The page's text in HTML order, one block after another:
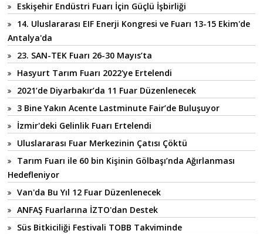
Eskişehir Endüstri Fuarı İçin Güçlü İşbirliği
14. Uluslararası EIF Enerji Kongresi ve Fuarı 13-15 Ekim'de
Antalya'da
23. SAN-TEK Fuarı 26-30 Mayıs’ta
Hasyurt Tarım Fuarı 2022'ye Ertelendi
2021’de Diyarbakır’da 11 Fuar Düzenlenecek
3 Bine Yakın Acente Lastminute Fair’de Buluşuyor
İzmir'deki Gelinlik Fuarı Ertelendi
Uluslararası Fuar Merkezinin Çatısı Çöktü
Tarım Fuarı ile 60 bin Kişinin Gölbaşı’nda Ağırlanması
Hedefleniyor
Van'da Bu Yıl 12 Fuar Düzenlenecek
ANFAŞ Fuarlarına İZTO'dan Destek
Süs Bitkiciliği Festivali TOBB Takviminde